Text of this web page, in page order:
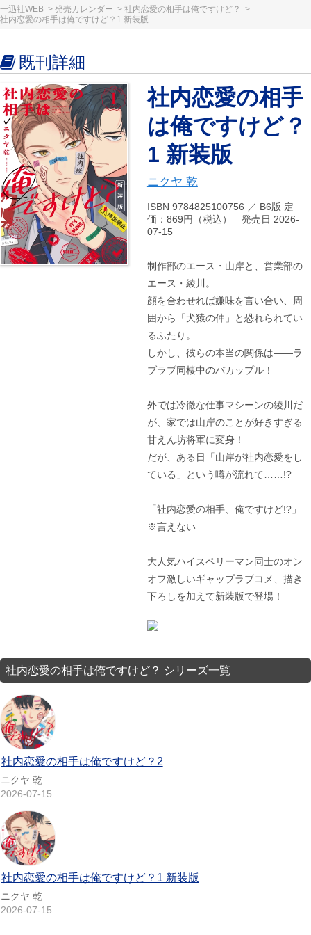
一迅社WEB 発売カレンダー
社内恋愛の相手は俺ですけど？
社内恋愛の相手は俺ですけど？1 新装版
既刊詳細
社内恋愛の相手
は俺ですけど？
1 新装版
ニクヤ 乾
ISBN 9784825100756 ／ B6版 定
価：869円（税込） 発売日 2026-
07-15
制作部のエース・山岸と、営業部の
エース・綾川。
顔を合わせれば嫌味を言い合い、周
囲から「犬猿の仲」と恐れられてい
るふたり。
しかし、彼らの本当の関係は――ラ
ブラブ同棲中のバカップル！
外では冷徹な仕事マシーンの綾川だ
が、家では山岸のことが好きすぎる
甘えん坊将軍に変身！
だが、ある日「山岸が社内恋愛をし
ている」という噂が流れて……!?
「社内恋愛の相手、俺ですけど!?」
※言えない
大人気ハイスペリーマン同士のオン
オフ激しいギャップラブコメ、描き
下ろしを加えて新装版で登場！
社内恋愛の相手は俺ですけど？ シリーズ一覧
社内恋愛の相手は俺ですけど？2
ニクヤ 乾
2026-07-15
社内恋愛の相手は俺ですけど？1 新装版
ニクヤ 乾
2026-07-15